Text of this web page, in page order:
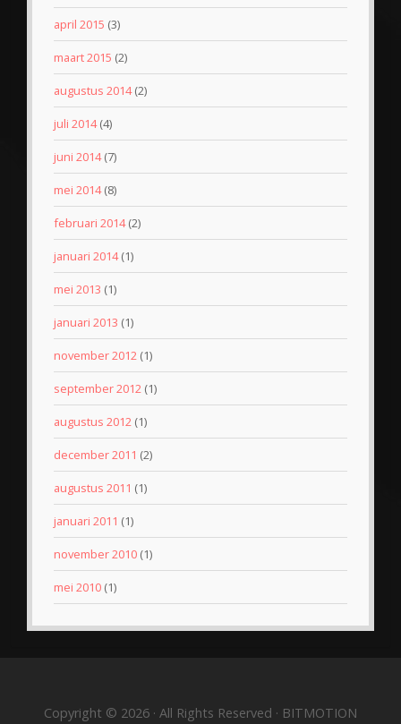
april 2015 (3)
maart 2015 (2)
augustus 2014(2)
juli 2014(4)
juni 2014(7)
mei 2014(8)
februari 2014(2)
januari 2014(1)
mei 2013 (1)
januari 2013 (1)
november 2012 (1)
september 2012 (1)
augustus 2012 (1)
december 2011 (2)
augustus 2011 (1)
januari 2011 (1)
november 2010 (1)
mei 2010 (1)
Copyright © 2026 · All Rights Reserved · BITMOTION